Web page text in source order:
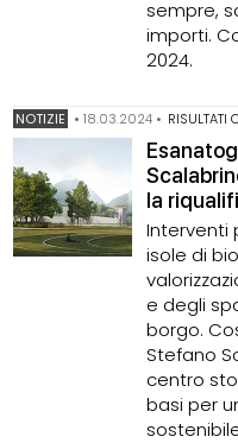
sempre,
importi.
2024.
NOTIZIE •18.03.2024 • RISULTATI
la
Interventi
isole di
e degli
borgo.
Stefano
centro
basi per